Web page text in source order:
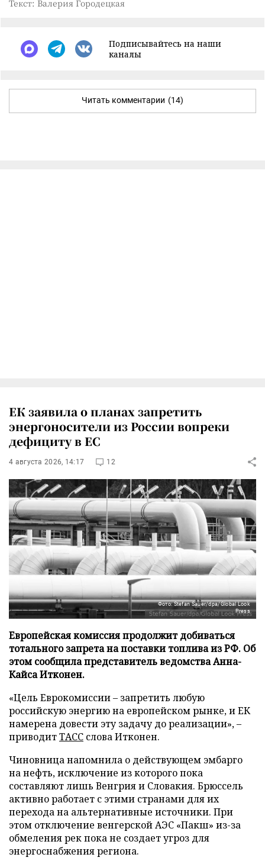
Текст: Валерия Городецкая
Подписывайтесь на наши
каналы
Читать комментарии (14)
ЕК заявила о планах запретить
энергоносители из России вопреки
дефициту в ЕС
4 августа 2026, 14:17 12
Фото: Stefan Sauer/dpa/Global Look
Press
Европейская комиссия продолжит добиваться
тотального запрета на поставки топлива из РФ. Об
этом сообщила представитель ведомства Анна-
Кайса Итконен.
«Цель Еврокомиссии – запретить любую
российскую энергию на европейском рынке, и ЕК
намерена довести эту задачу до реализации», –
приводитТАСС слова Итконен.
Чиновница напомнила о действующем эмбарго
на нефть, исключение из которого пока
составляют лишь Венгрия и Словакия. Брюссель
активно работает с этими странами для их
перехода на альтернативные источники. При
этом отключение венгерской АЭС «Пакш» из-за
обмеления рек пока не создает угроз для
энергоснабжения региона.